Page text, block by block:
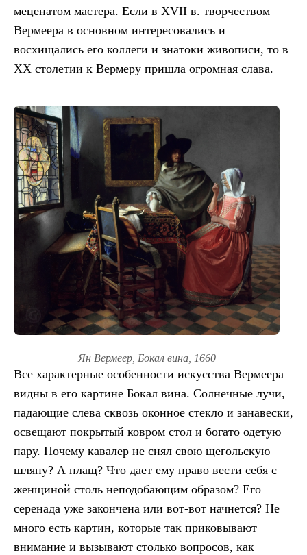
меценатом мастера. Если в XVII в. творчеством
Вермеера в основном интересовались и
восхищались его коллеги и знатоки живописи, то в
ХХ столетии к Вермеру пришла огромная слава.
Ян Вермеер, Бокал вина, 1660
Все характерные особенности искусства Вермеера
видны в его картине Бокал вина. Солнечные лучи,
падающие слева сквозь оконное стекло и занавески,
освещают покрытый ковром стол и богато одетую
пару. Почему кавалер не снял свою щегольскую
шляпу? А плащ? Что дает ему право вести себя с
женщиной столь неподобающим образом? Его
серенада уже закончена или вот-вот начнется? Не
много есть картин, которые так приковывают
внимание и вызывают столько вопросов, как